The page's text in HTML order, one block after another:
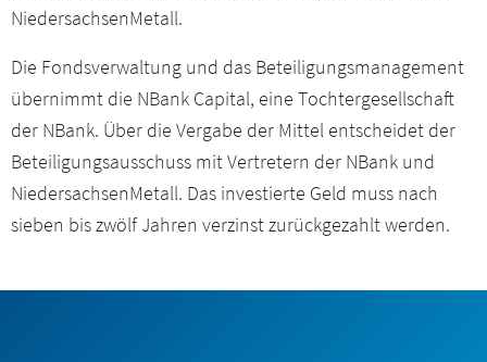
NiedersachsenMetall.
Die Fondsverwaltung und das Beteiligungsmanagement
übernimmt die NBank Capital, eine Tochtergesellschaft
der NBank. Über die Vergabe der Mittel entscheidet der
Beteiligungsausschuss mit Vertretern der NBank und
NiedersachsenMetall. Das investierte Geld muss nach
sieben bis zwölf Jahren verzinst zurückgezahlt werden.